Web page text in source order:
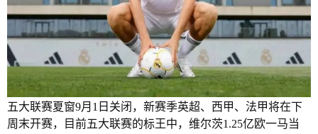
五大联赛夏窗9月1日关闭，新赛季英超、西甲、法甲将在下
周末开赛，目前五大联赛的标王中，维尔茨1.25亿欧一马当